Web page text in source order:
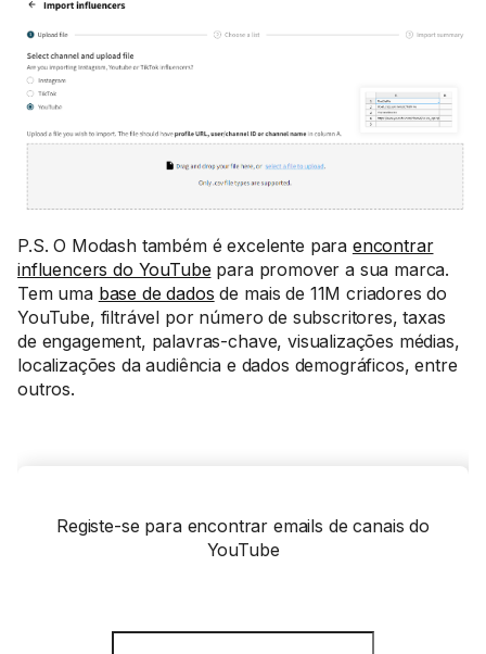
P.S. O Modash também é excelente para encontrar
influencers do YouTube para promover a sua marca.
Tem uma base de dados de mais de 11M criadores do
YouTube, filtrável por número de subscritores, taxas
de engagement, palavras-chave, visualizações médias,
localizações da audiência e dados demográficos, entre
outros.
Registe-se para encontrar emails de canais do
YouTube